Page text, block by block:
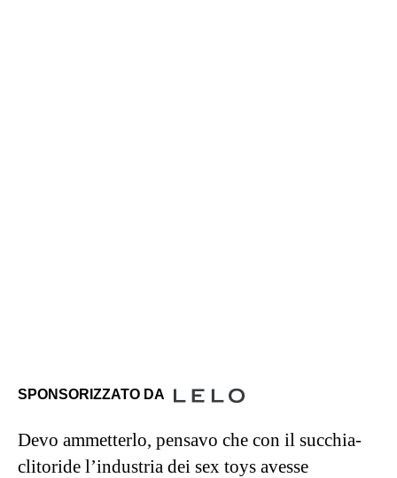
SPONSORIZZATO DA
Devo ammetterlo, pensavo che con il succhia-
clitoride l’industria dei sex toys avesse